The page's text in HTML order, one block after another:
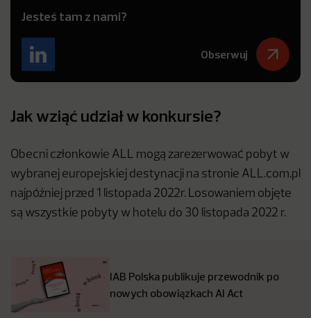
Jesteś tam z nami?
Obserwuj
Jak wziąć udział w konkursie?
Obecni członkowie ALL mogą zarezerwować pobyt w
wybranej europejskiej destynacji na stronie ALL.com.pl
najpóźniej przed 1 listopada 2022r. Losowaniem objęte
są wszystkie pobyty w hotelu do 30 listopada 2022 r.
IAB Polska publikuje przewodnik po
nowych obowiązkach AI Act